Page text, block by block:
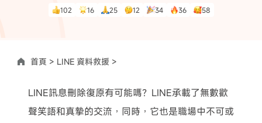
102 16 25 12 34 36 58
首頁 > LINE 資料救援 >
LINE訊息刪除復原有可能嗎？LINE承載了無數歡
聲笑語和真摯的交流，同時，它也是職場中不可或